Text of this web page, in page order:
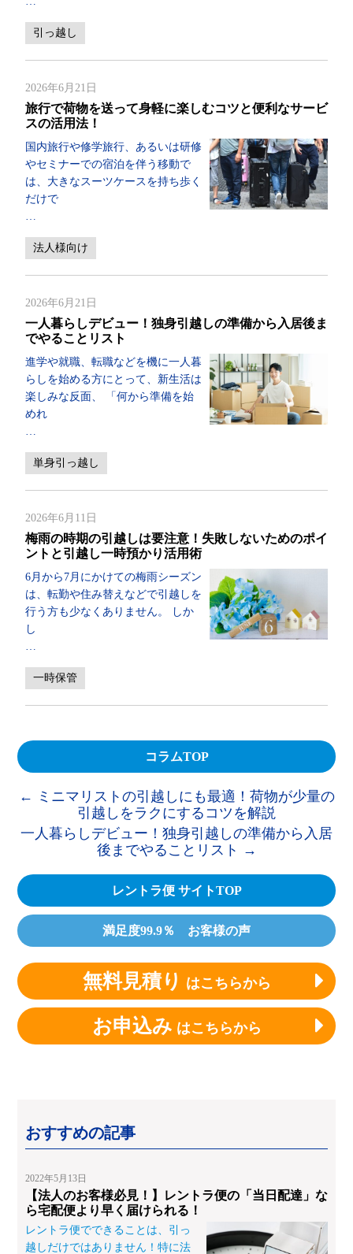
引っ越し
2026年6月21日
旅行で荷物を送って身軽に楽しむコツと便利なサービ
スの活用法！
国内旅行や修学旅行、あるいは研修
やセミナーでの宿泊を伴う移動で
は、大きなスーツケースを持ち歩く
だけで
法人様向け
2026年6月21日
一人暮らしデビュー！独身引越しの準備から入居後ま
でやることリスト
進学や就職、転職などを機に一人暮
らしを始める方にとって、新生活は
楽しみな反面、 「何から準備を始
めれ
単身引っ越し
2026年6月11日
梅雨の時期の引越しは要注意！失敗しないためのポイ
ントと引越し一時預かり活用術
6月から7月にかけての梅雨シーズン
は、転勤や住み替えなどで引越しを
行う方も少なくありません。 しか
し
一時保管
コラムTOP
← ミニマリストの引越しにも最適！荷物が少量の
引越しをラクにするコツを解説
一人暮らしデビュー！独身引越しの準備から入居
後までやることリスト →
レントラ便 サイトTOP
満足度99.9％ お客様の声
無料見積り はこちらから
お申込み はこちらから
おすすめの記事
2022年5月13日
【法人のお客様必見！】レントラ便の「当日配達」な
ら宅配便より早く届けられる！
レントラ便でできることは、引っ
越しだけではありません！特に法